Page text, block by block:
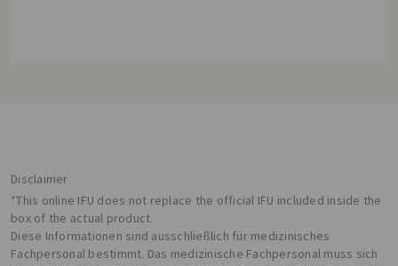
Disclaimer
*This online IFU does not replace the official IFU included inside the
box of the actual product.
Diese Informationen sind ausschließlich für medizinisches
Fachpersonal bestimmt. Das medizinische Fachpersonal muss sich